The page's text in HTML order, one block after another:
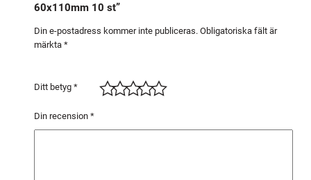
60x110mm 10 st”
Din e-postadress kommer inte publiceras. Obligatoriska fält är
märkta *
Ditt betyg *
Din recension *